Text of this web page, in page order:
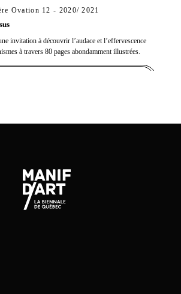
Ovation 12 - 2020/ 2021
invitation à découvrir l’audace et l’effervescence
à travers 80 pages abondamment illustrées.